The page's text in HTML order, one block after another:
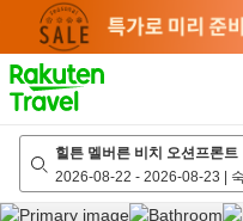
page
힐튼 멜버른 비치 오션프론트
2026-08-22 - 2026-08-23 |